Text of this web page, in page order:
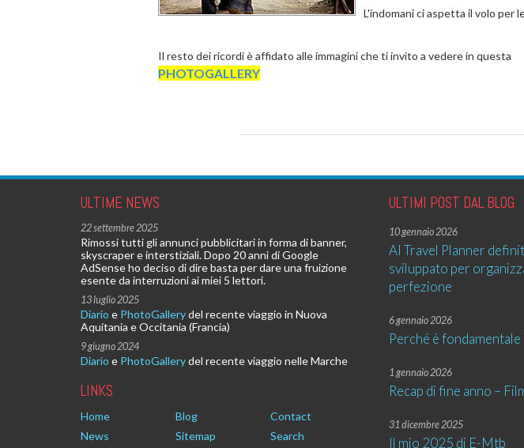
L'indomani ci aspetta il volo per
Il resto dei ricordi è affidato alle immagini che ti invito a vedere in questa
PHOTOGALLERY
ULTIME NEWS
22 settembre 2025
Rimossi tutti gli annunci pubblicitari in forma di banner,
skyscraper e interstiziali. Dopo 20 anni di Google
AdSense ho deciso di dire basta per dare una fruizione
esente da interruzioni ai miei 5 lettori.
13 luglio 2025
Diario e PhotoGallerydel recente viaggio in Nuova
Aquitania e Occitania (Francia)
9 giugno 2024
Diario e PhotoGallerydel recente viaggio nelle Marche
LINKS
Home Blog
Contact
News
Sitemap Search
ULTIMI POST DAL BLOG
10 gennaio 2026
AI Travel Planner
sviluppato per
perfezione
6 gennaio 2026
Perché è
1 gennaio 2026
Recap di fine anno –
31 dicembre 2025
Il mio 2025 di E-Mtb